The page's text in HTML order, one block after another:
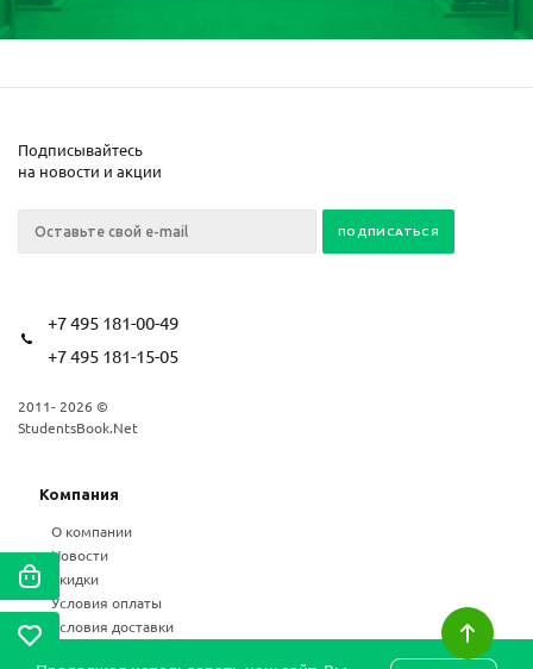
Подписывайтесь
на новости и акции
+7 495 181-00-49
+7 495 181-15-05
2011- 2026 ©
StudentsBook.Net
Компания
О компании
Новости
Скидки
Условия оплаты
Условия доставки